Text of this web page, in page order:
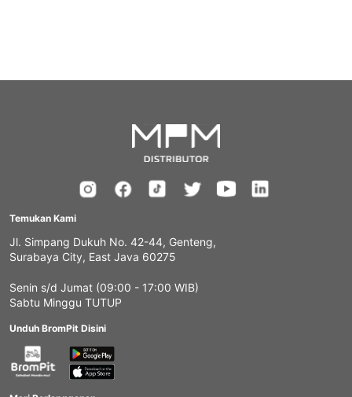
Temukan Kami
Jl. Simpang Dukuh No. 42-44, Genteng,
Surabaya City, East Java 60275
Senin s/d Jumat (09:00 - 17:00 WIB)
Sabtu Minggu TUTUP
Unduh BromPit Disini